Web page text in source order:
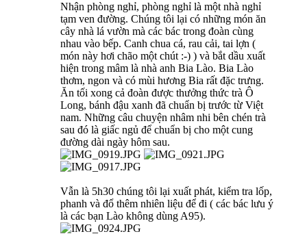
Nhận phòng nghỉ, phòng nghỉ là một nhà nghỉ
tạm ven đường. Chúng tôi lại có những món ăn
cây nhà lá vườn mà các bác trong đoàn cùng
nhau vào bếp. Canh chua cá, rau cải, tai lợn (
món này hơi chão một chút :-) ) và bắt dầu xuất
hiện trong mâm là nhà anh Bia Lào. Bia Lào
thơm, ngon và có mùi hương Bia rất đặc trưng.
Ăn tối xong cả đoàn được thưởng thức trà Ô
Long, bánh đậu xanh đã chuẩn bị trước từ Việt
nam. Những câu chuyện nhâm nhi bên chén trà
sau đó là giấc ngủ để chuẩn bị cho một cung
đường dài ngày hôm sau.
Vẫn là 5h30 chúng tôi lại xuất phát, kiểm tra lốp,
phanh và đổ thêm nhiên liệu để đi ( các bác lưu ý
là các bạn Lào không dùng A95).